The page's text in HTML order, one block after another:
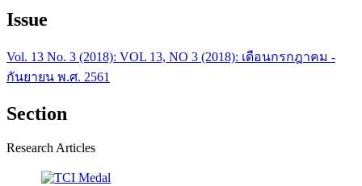
Issue
Vol. 13 No. 3 (2018): VOL 13, NO 3 (2018): เดือนกรกฎาคม -
กันยายน พ.ศ. 2561
Section
Research Articles